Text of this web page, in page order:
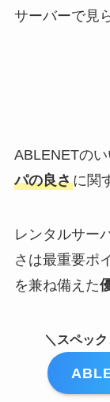
サーバーで見
ABLENETのい
パの良さに関
レンタルサー
さは最重要ポ
を兼ね備えた
＼スペッ